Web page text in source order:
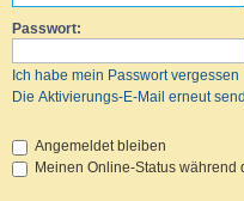
Passwort:
Ich habe mein Passwort vergessen
Die Aktivierungs-E-Mail erneut
Angemeldet bleiben
Meinen Online-Status während